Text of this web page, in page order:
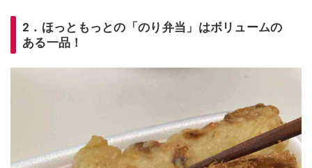
2．ほっともっとの「のり弁当」はボリュームの
ある一品！